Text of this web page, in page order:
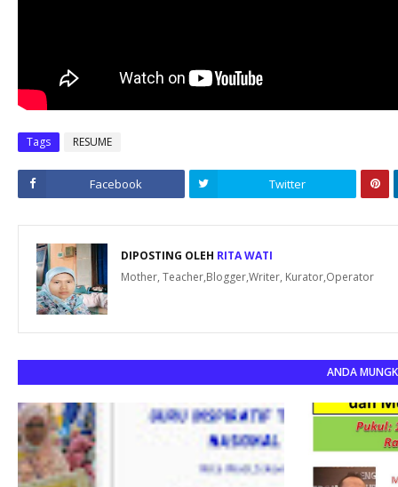
Tags RESUME
Facebook Twitter
DIPOSTING OLEH RITA WATI
Mother, Teacher,Blogger,Writer, Kurator,Operator
ANDA